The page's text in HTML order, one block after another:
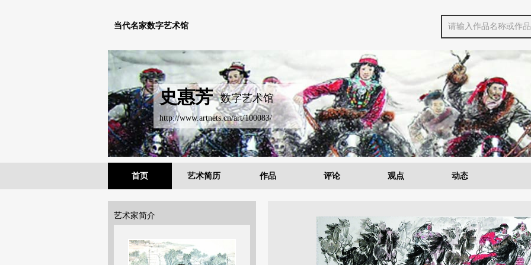
当代名家数字艺术馆
史惠芳 数字艺术馆
http://www.artnets.cn/art/100083/
首页 艺术简历 作品 评论 观点 动态
艺术家简介